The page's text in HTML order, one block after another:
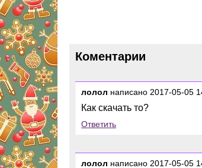
Коментарии
лолол написано 2017-05-05
Как скачать то?
Ответить
лолол написано 2017-05-05